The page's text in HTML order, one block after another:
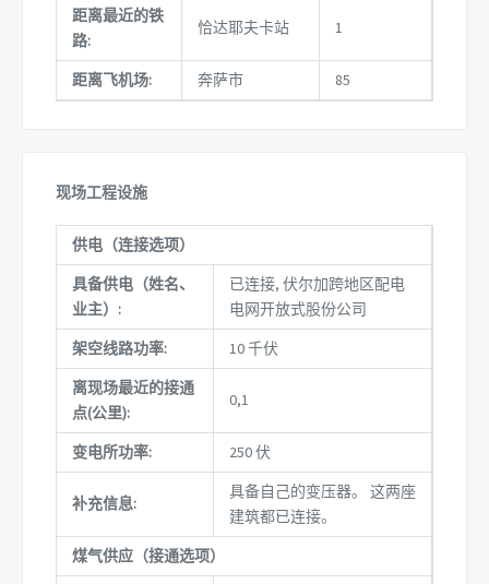
距离最近的铁
路:
恰达耶夫卡站 1
距离飞机场: 奔萨市 85
现场工程设施
供电（连接选项）
具备供电（姓名、
业主）:
已连接, 伏尔加跨地区配电
电网开放式股份公司
架空线路功率:
10 千伏
离现场最近的接通
点(公里):
0,1
变电所功率: 250 伏
补充信息:
具备自己的变压器。 这两座
建筑都已连接。
煤气供应（接通选项）